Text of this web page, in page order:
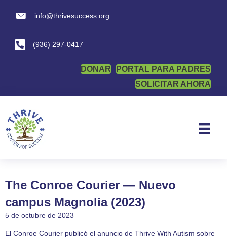
info@thrivesuccess.org
info@thrivesuccess.org
(936) 297-0417
DONAR
PORTAL PARA PADRES
SOLICITAR AHORA
The Conroe Courier — Nuevo
campus Magnolia (2023)
5 de octubre de 2023
El Conroe Courier publicó el anuncio de Thrive With Autism sobre